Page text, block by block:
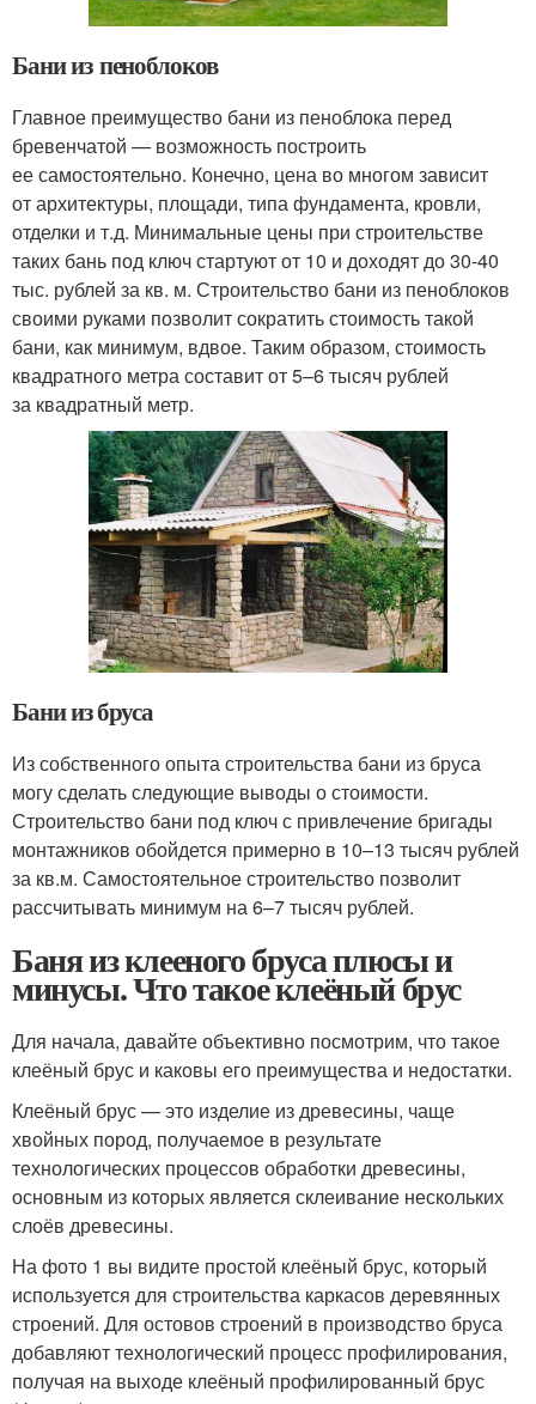
Бани из пеноблоков
Главное преимущество бани из пеноблока перед
бревенчатой — возможность построить
ее самостоятельно. Конечно, цена во многом зависит
от архитектуры, площади, типа фундамента, кровли,
отделки и т.д. Минимальные цены при строительстве
таких бань под ключ стартуют от 10 и доходят до 30-40
тыс. рублей за кв. м. Строительство бани из пеноблоков
своими руками позволит сократить стоимость такой
бани, как минимум, вдвое. Таким образом, стоимость
квадратного метра составит от 5–6 тысяч рублей
за квадратный метр.
Бани из бруса
Из собственного опыта строительства бани из бруса
могу сделать следующие выводы о стоимости.
Строительство бани под ключ с привлечение бригады
монтажников обойдется примерно в 10–13 тысяч рублей
за кв.м. Самостоятельное строительство позволит
рассчитывать минимум на 6–7 тысяч рублей.
Баня из клееного бруса плюсы и
минусы. Что такое клеёный брус
Для начала, давайте объективно посмотрим, что такое
клеёный брус и каковы его преимущества и недостатки.
Клеёный брус — это изделие из древесины, чаще
хвойных пород, получаемое в результате
технологических процессов обработки древесины,
основным из которых является склеивание нескольких
слоёв древесины.
На фото 1 вы видите простой клеёный брус, который
используется для строительства каркасов деревянных
строений. Для остовов строений в производство бруса
добавляют технологический процесс профилирования,
получая на выходе клеёный профилированный брус